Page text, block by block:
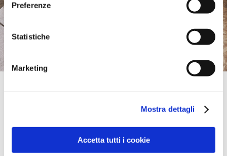
Preferenze
Statistiche
Marketing
Mostra dettagli
Accetta tutti i cookie
VIA CASALE,35 - FRAZ.CASERMA,
+39 0119191486
info@birolo.it